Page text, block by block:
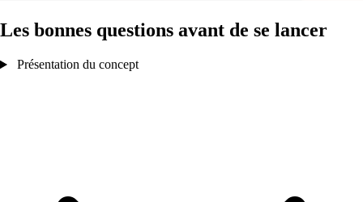
Les bonnes questions avant de se lancer
Présentation du concept